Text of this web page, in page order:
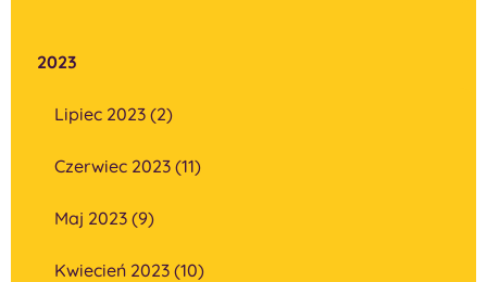
2023
Lipiec 2023 (2)
Czerwiec 2023 (11)
Maj 2023 (9)
Kwiecień 2023 (10)